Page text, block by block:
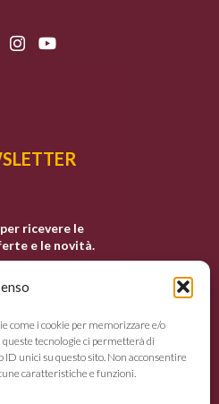
come i cookie per memorizzare e/o
tecnologie ci permetterà di
unici su questo sito. Non acconsentire
caratteristiche e funzioni.
ricevere le
e le novità.